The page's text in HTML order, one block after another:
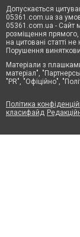
Допускається
05361.com.ua за
05361.com.ua - Сайт
розміщення
на цитовані статті
Порушення
Матеріали з
матеріал",
"PR", "Офіційно",
Політика
класифайд